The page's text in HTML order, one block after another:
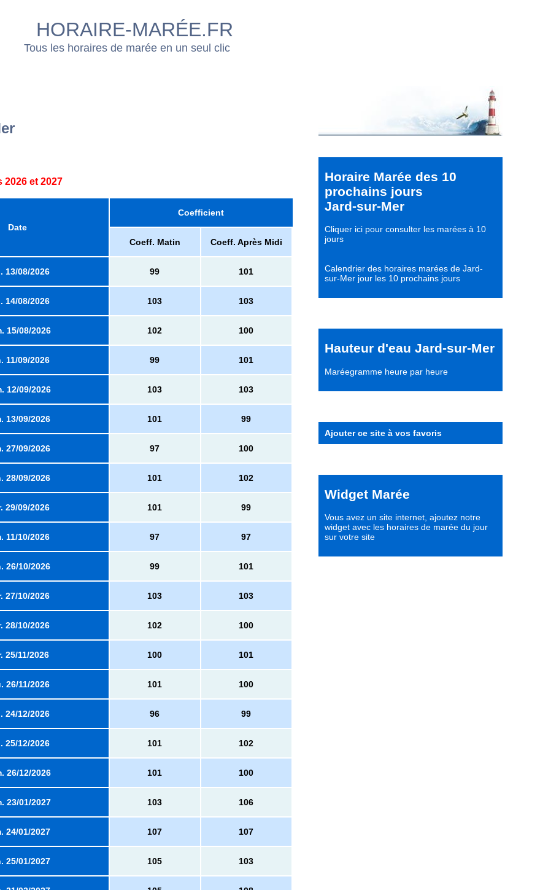
HORAIRE-MARÉE.FR
Tous les horaires de marée en un seul clic
2026 et 2027
Date
Coefficient
Coeff. Matin Coeff. Après Midi
13/08/2026 99 101
14/08/2026 103 103
15/08/2026 102 100
11/09/2026 99 101
12/09/2026 103 103
13/09/2026 101 99
27/09/2026 97 100
28/09/2026 101 102
29/09/2026 101 99
11/10/2026 97 97
26/10/2026 99 101
27/10/2026 103 103
28/10/2026 102 100
25/11/2026 100 101
26/11/2026 101 100
24/12/2026 96 99
25/12/2026 101 102
26/12/2026 101 100
23/01/2027 103 106
24/01/2027 107 107
25/01/2027 105 103
Horaire Marée des 10
prochains jours
Jard-sur-Mer
Cliquer ici pour consulter les marées à 10
jours
Calendrier des horaires marées de Jard-
sur-Mer jour les 10 prochains jours
Hauteur d'eau Jard-sur-Mer
Maréegramme heure par heure
Ajouter ce site à vos favoris
Widget Marée
Vous avez un site internet, ajoutez notre
widget avec les horaires de marée du jour
sur votre site